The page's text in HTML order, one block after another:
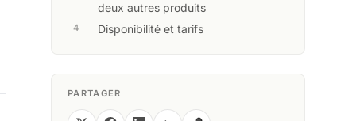
deux autres produits
Disponibilité et tarifs
PARTAGER